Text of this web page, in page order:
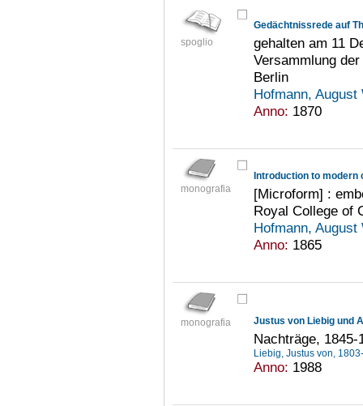
spoglio
Gedächtnissrede auf
gehalten am 11
Versammlung
Berlin
Hofmann,
Anno: 1870
monografia
Introduction to
[Microform] :
Royal College of
Hofmann,
Anno: 1865
monografia Justus von Liebig und
Nachträge, 1845-
Liebig, Justus von,
Anno: 1988